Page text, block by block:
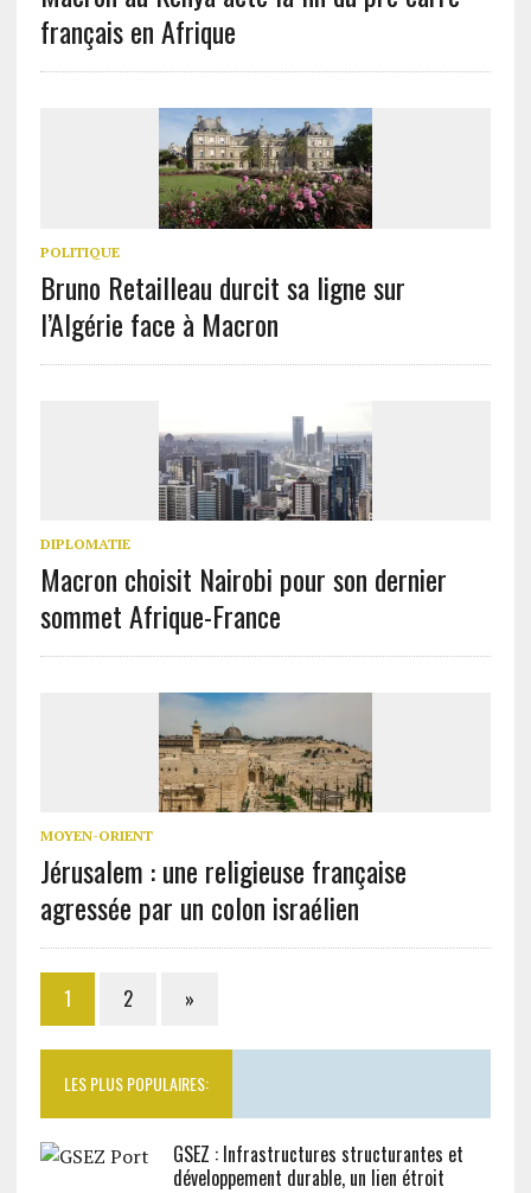
français en Afrique
POLITIQUE
Bruno Retailleau durcit sa ligne sur
l’Algérie face à Macron
DIPLOMATIE
Macron choisit Nairobi pour son dernier
sommet Afrique-France
MOYEN-ORIENT
Jérusalem : une religieuse française
agressée par un colon israélien
1 2 »
LES PLUS POPULAIRES:
GSEZ : Infrastructures structurantes et
développement durable, un lien étroit